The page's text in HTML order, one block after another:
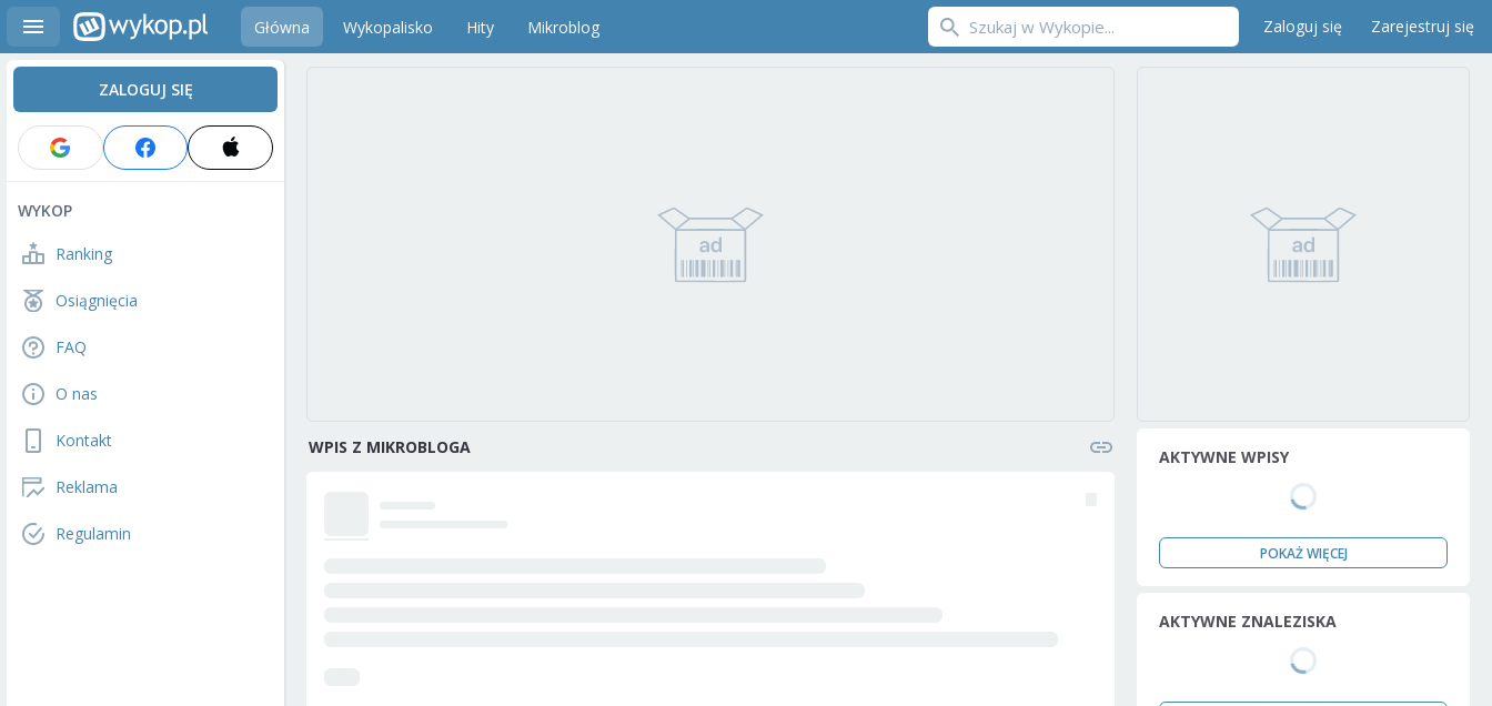
Główna Wykopalisko Hity Mikroblog Zaloguj się Zarejestruj się
ZALOGUJ SIĘ
WYKOP
Ranking
Osiągnięcia
FAQ
O nas
Kontakt
Reklama
Regulamin
WPIS Z MIKROBLOGA AKTYWNE WPISY
POKAŻ WIĘCEJ
AKTYWNE ZNALEZISKA